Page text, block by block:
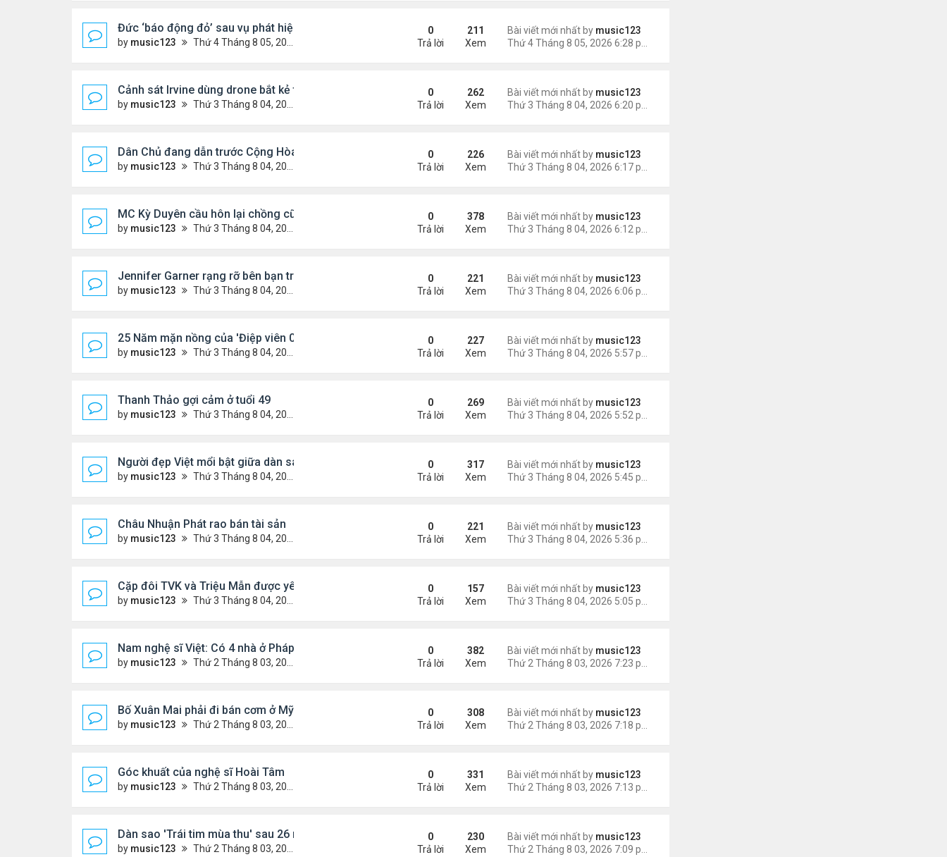
Đức ‘báo động đỏ’ sau vụ phát hiện UAV mang chất nổ ở sân bay
by music123 Thứ 4 Tháng 8 05, 2026 6:28 pm
Bài viết mới nhất by music123
0
Trả lời
211
Xem
Cảnh sát Irvine dùng drone bắt kẻ trộm trong Walmart
by music123 Thứ 3 Tháng 8 04, 2026 6:20 pm
Bài viết mới nhất by music123
0
Trả lời
262
Xem
Dân Chủ đang dẫn trước Cộng Hòa trong các cuộc thăm dò dư luận
by music123 Thứ 3 Tháng 8 04, 2026 6:17 pm
Bài viết mới nhất by music123
0
Trả lời
226
Xem
MC Kỳ Duyên cầu hôn lại chồng cũ
by music123 Thứ 3 Tháng 8 04, 2026 6:12 pm
Bài viết mới nhất by music123
0
Trả lời
378
Xem
Jennifer Garner rạng rỡ bên bạn trai kém 6 tuổi
by music123 Thứ 3 Tháng 8 04, 2026 6:06 pm
Bài viết mới nhất by music123
0
Trả lời
221
Xem
25 Năm mặn nồng của 'Điệp viên 007'
by music123 Thứ 3 Tháng 8 04, 2026 5:57 pm
Bài viết mới nhất by music123
0
Trả lời
227
Xem
Thanh Thảo gợi cảm ở tuổi 49
by music123 Thứ 3 Tháng 8 04, 2026 5:52 pm
Bài viết mới nhất by music123
0
Trả lời
269
Xem
Người đẹp Việt mổi bật giữa dàn sao châu Á
by music123 Thứ 3 Tháng 8 04, 2026 5:45 pm
Bài viết mới nhất by music123
0
Trả lời
317
Xem
Châu Nhuận Phát rao bán tài sản
by music123 Thứ 3 Tháng 8 04, 2026 5:36 pm
Bài viết mới nhất by music123
0
Trả lời
221
Xem
Cặp đôi TVK và Triệu Mẫn được yêu thích nhất
by music123 Thứ 3 Tháng 8 04, 2026 5:05 pm
Bài viết mới nhất by music123
0
Trả lời
157
Xem
Nam nghệ sĩ Việt: Có 4 nhà ở Pháp, sống gần tháp Eiffel...
by music123 Thứ 2 Tháng 8 03, 2026 7:23 pm
Bài viết mới nhất by music123
0
Trả lời
382
Xem
Bố Xuân Mai phải đi bán cơm ở Mỹ
by music123 Thứ 2 Tháng 8 03, 2026 7:18 pm
Bài viết mới nhất by music123
0
Trả lời
308
Xem
Góc khuất của nghệ sĩ Hoài Tâm
by music123 Thứ 2 Tháng 8 03, 2026 7:13 pm
Bài viết mới nhất by music123
0
Trả lời
331
Xem
Dàn sao 'Trái tim mùa thu' sau 26 năm
by music123 Thứ 2 Tháng 8 03, 2026 7:09 pm
Bài viết mới nhất by music123
0
Trả lời
230
Xem